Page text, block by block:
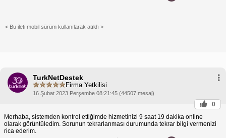
< Bu ileti mobil sürüm kullanılarak atıldı >
TurkNetDestek
Firma Yetkilisi
16 Şubat 2023 Perşembe 08:21:45 (44507 mesaj)
0
Merhaba, sistemden kontrol ettiğimde hizmetinizi 9 saat 19 dakika online
olarak görüntüledim. Sorunun tekrarlanması durumunda tekrar bilgi vermenizi
rica ederim.